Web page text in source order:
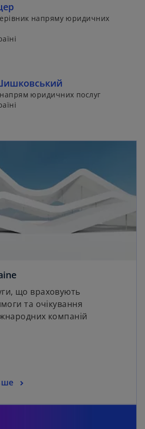
напряму юридичних
юридичних послуг
що враховують
та очікування
компаній